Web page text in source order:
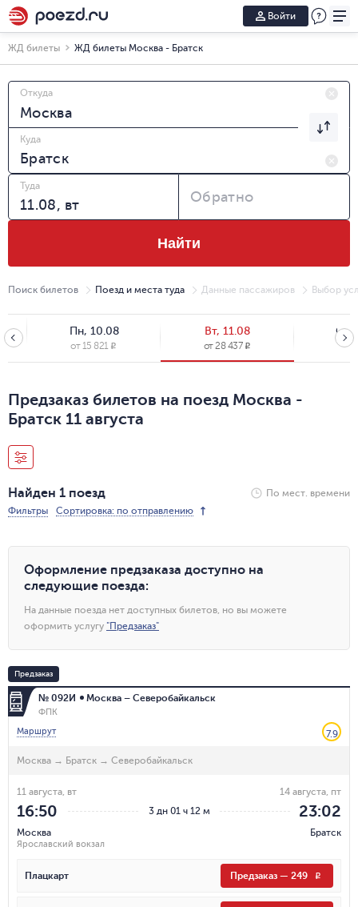
Войти
ЖД билеты ЖД билеты Москва - Братск
Откуда
Куда
Туда
Обратно
Найти
Поиск билетов Поезд и места туда Данные пассажиров Выбор
Пн, 10.08
от15 821 R
Вт, 11.08
от28 437 R
Ср,
от
Предзаказ билетов на поезд Москва -
Братск 11 августа
Найден 1 поезд
По мест. времени
Фильтры
Сортировка: по отправлению
Оформление предзаказа доступно на
следующие поезда:
На данные поезда нет доступных билетов, но вы можете
оформить услугу "Предзаказ"
Предзаказ
№ 092И Москва – Северобайкальск
ФПК
Маршрут
7.9
Москва → Братск → Северобайкальск
3 дн 01 ч 12 м
11 августа, вт
16:50
Москва
Ярославский вокзал
14 августа, пт
23:02
Братск
Плацкарт Предзаказ — 249 R